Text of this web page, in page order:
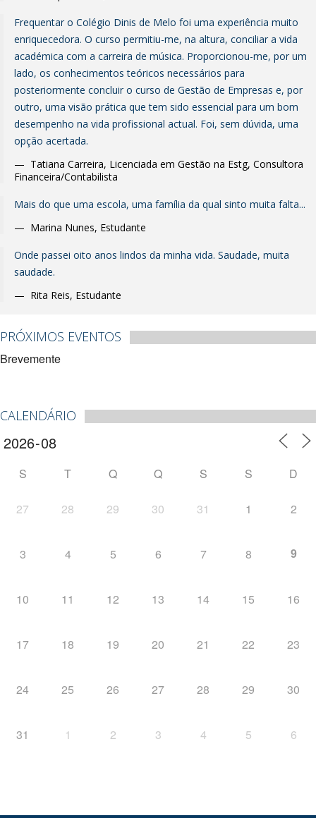
Frequentar o Colégio Dinis de Melo foi uma experiência muito
enriquecedora. O curso permitiu-me, na altura, conciliar a vida
académica com a carreira de música. Proporcionou-me, por um
lado, os conhecimentos teóricos necessários para
posteriormente concluir o curso de Gestão de Empresas e, por
outro, uma visão prática que tem sido essencial para um bom
desempenho na vida profissional actual. Foi, sem dúvida, uma
opção acertada.
Tatiana Carreira, Licenciada em Gestão na Estg, Consultora
Financeira/Contabilista
Mais do que uma escola, uma família da qual sinto muita falta...
Marina Nunes, Estudante
Onde passei oito anos lindos da minha vida. Saudade, muita
saudade.
Rita Reis, Estudante
PRÓXIMOS EVENTOS
Brevemente
CALENDÁRIO
S T Q Q S S D
27 28 29 30 31 1 2
3 4 5 6 7 8 9
10 11 12 13 14 15 16
17 18 19 20 21 22 23
24 25 26 27 28 29 30
31 1 2 3 4 5 6